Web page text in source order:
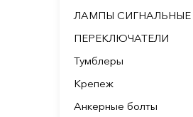
ЛАМПЫ СИГНАЛЬНЫЕ
ПЕРЕКЛЮЧАТЕЛИ
Тумблеры
Крепеж
Анкерные болты